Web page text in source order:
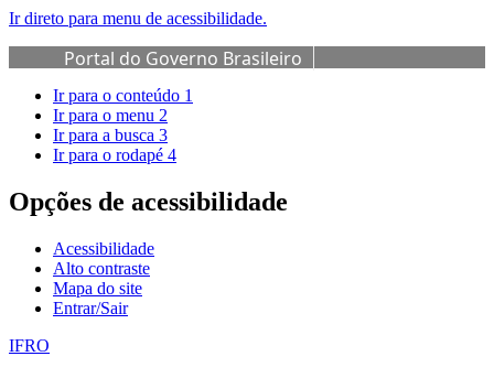
Ir direto para menu de acessibilidade.
Portal do Governo Brasileiro
Ir para o conteúdo 1
Ir para o menu 2
Ir para a busca 3
Ir para o rodapé 4
Opções de acessibilidade
Acessibilidade
Alto contraste
Mapa do site
Entrar/Sair
IFRO